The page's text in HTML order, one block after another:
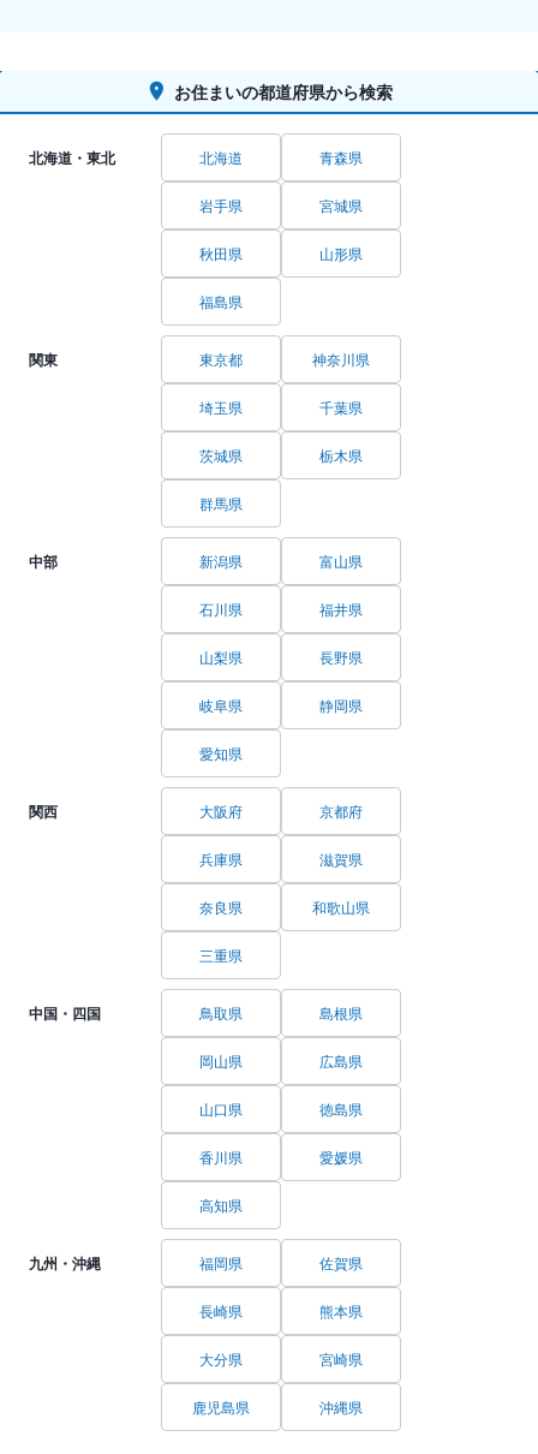
お住まいの都道府県から検索
北海道・東北 北海道 青森県
岩手県 宮城県
秋田県 山形県
福島県
関東 東京都 神奈川県
埼玉県 千葉県
茨城県 栃木県
群馬県
中部 新潟県 富山県
石川県 福井県
山梨県 長野県
岐阜県 静岡県
愛知県
関西 大阪府 京都府
兵庫県 滋賀県
奈良県 和歌山県
三重県
中国・四国 鳥取県 島根県
岡山県 広島県
山口県 徳島県
香川県 愛媛県
高知県
九州・沖縄 福岡県 佐賀県
長崎県 熊本県
大分県 宮崎県
鹿児島県 沖縄県